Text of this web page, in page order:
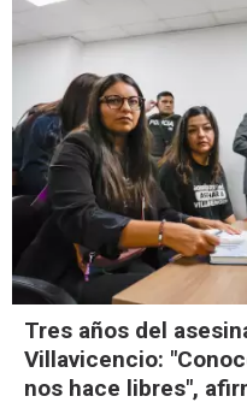
Tres años del
Villavicencio:
nos hace libres",